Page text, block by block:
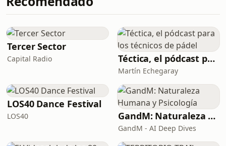
semanas.Adqu
centro de la Tierra by Julio Verne—
uno de los 100 libros más vendidos de
abreviar, limpio y optimizado para
una experiencia de escucha fluida.
¿Disfrutas de este clásico? Sigue el
programa y deja una reseña rápida.
Nuevos episodios todas las
semanas.Adqu
Tercer Sector
Capital Radio Téctica, el pódcast para los técnicos de pádel
Martín Echegaray
LOS40 Dance Festival
LOS40 GandM: Naturaleza Humana y Psicología
GandM - AI Deep Dives